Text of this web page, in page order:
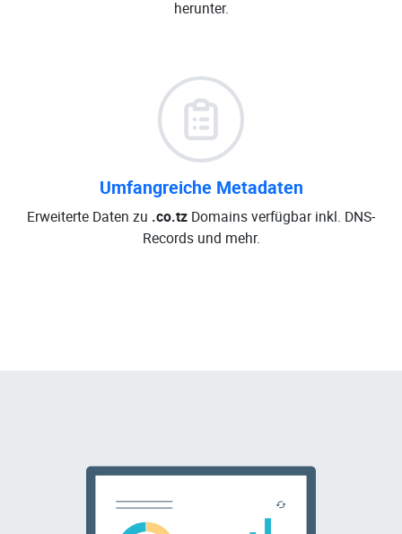
herunter.
Umfangreiche Metadaten
Erweiterte Daten zu .co.tz Domains verfügbar inkl. DNS-
Records und mehr.